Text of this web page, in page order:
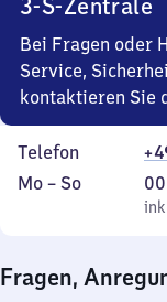
3-S-Zentrale
Bei Fragen oder
Service,
kontaktieren Sie
Telefon
Montag
Mo – So,
inkl.
0
0
Fragen,